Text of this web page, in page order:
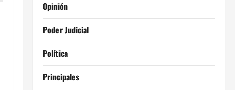
Opinión
Poder Judicial
Política
Principales